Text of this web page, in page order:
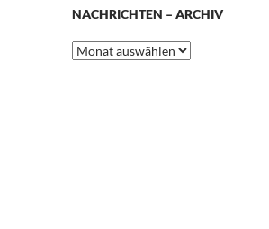
NACHRICHTEN – ARCHIV
Nachrichten
–